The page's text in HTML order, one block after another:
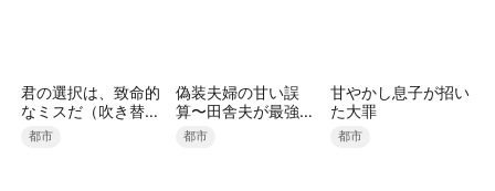
君の選択は、致命的
なミスだ（吹き替
え）
都市
偽装夫婦の甘い誤
算〜田舎夫が最強す
ぎた〜（吹き替え）
都市
甘やかし息子が招い
た大罪
都市